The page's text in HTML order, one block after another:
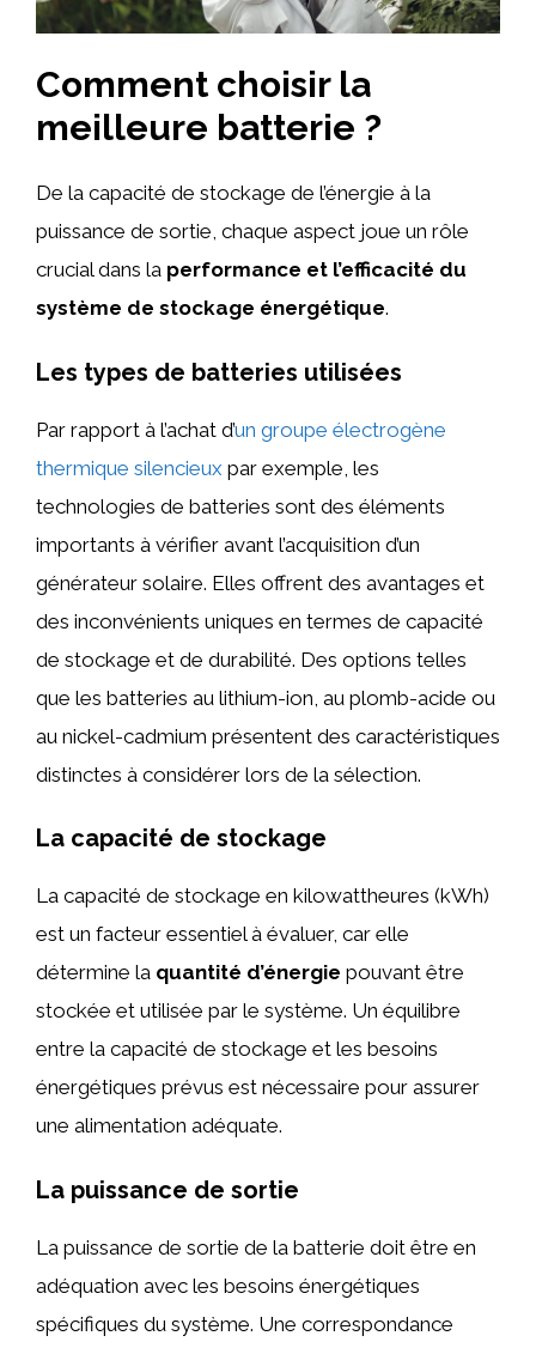
Comment choisir la
meilleure batterie ?
De la capacité de stockage de l’énergie à la
puissance de sortie, chaque aspect joue un rôle
crucial dans la performance et l’efficacité du
système de stockage énergétique.
Les types de batteries utilisées
Par rapport à l’achat d’un groupe électrogène
thermique silencieux par exemple, les
technologies de batteries sont des éléments
importants à vérifier avant l’acquisition d’un
générateur solaire. Elles offrent des avantages et
des inconvénients uniques en termes de capacité
de stockage et de durabilité. Des options telles
que les batteries au lithium-ion, au plomb-acide ou
au nickel-cadmium présentent des caractéristiques
distinctes à considérer lors de la sélection.
La capacité de stockage
La capacité de stockage en kilowattheures (kWh)
est un facteur essentiel à évaluer, car elle
détermine la quantité d’énergie pouvant être
stockée et utilisée par le système. Un équilibre
entre la capacité de stockage et les besoins
énergétiques prévus est nécessaire pour assurer
une alimentation adéquate.
La puissance de sortie
La puissance de sortie de la batterie doit être en
adéquation avec les besoins énergétiques
spécifiques du système. Une correspondance